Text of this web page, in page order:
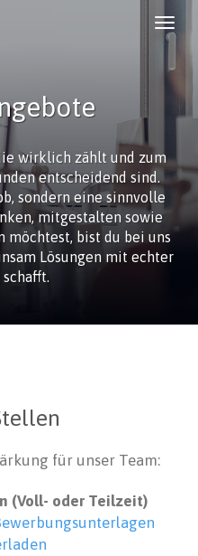
wirklich zählt und zum
entscheidend sind.
sondern eine sinnvolle
mitgestalten sowie
möchtest, bist du bei uns
Lösungen mit echter
für unser Team:
(Voll- oder Teilzeit)